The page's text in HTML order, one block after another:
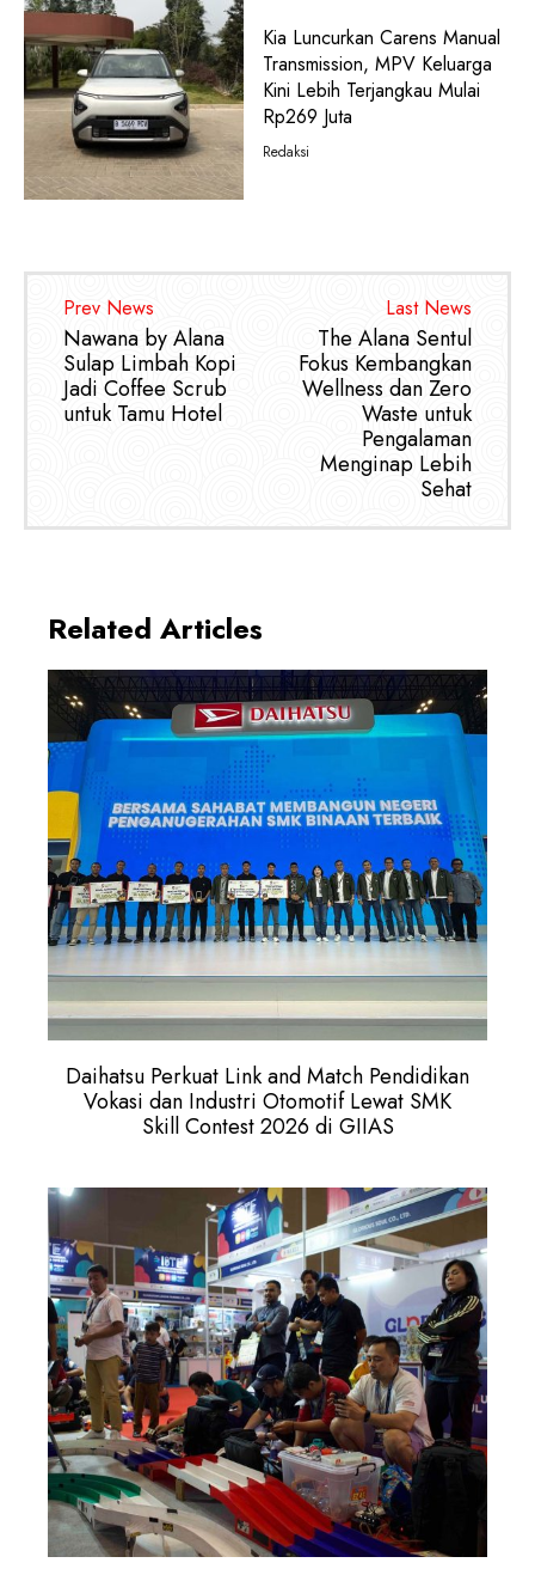
Kia Luncurkan Carens Manual
Transmission, MPV Keluarga
Kini Lebih Terjangkau Mulai
Rp269 Juta
Redaksi
Prev News
Nawana by Alana
Sulap Limbah Kopi
Jadi Coffee Scrub
untuk Tamu Hotel
Last News
The Alana Sentul
Fokus Kembangkan
Wellness dan Zero
Waste untuk
Pengalaman
Menginap Lebih
Sehat
Related Articles
Daihatsu Perkuat Link and Match Pendidikan
Vokasi dan Industri Otomotif Lewat SMK
Skill Contest 2026 di GIIAS